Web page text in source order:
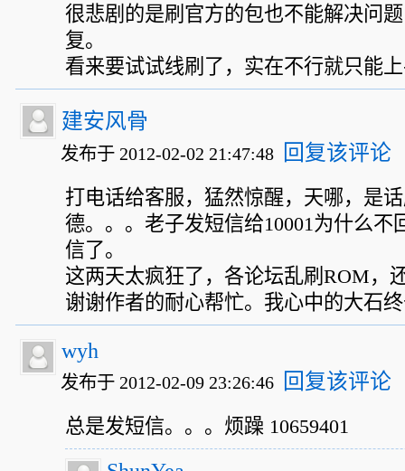
很悲剧的是刷官方的包也不能解决问
复。
看来要试试线刷了，实在不行就只能
建安风骨
发布于 2012-02-02 21:47:48 回复该评论
打电话给客服，猛然惊醒，天哪，是
德。。。老子发短信给10001为什么不
信了。
这两天太疯狂了，各论坛乱刷ROM，
谢谢作者的耐心帮忙。我心中的大石
wyh
发布于 2012-02-09 23:26:46 回复该评论
总是发短信。。。烦躁 10659401